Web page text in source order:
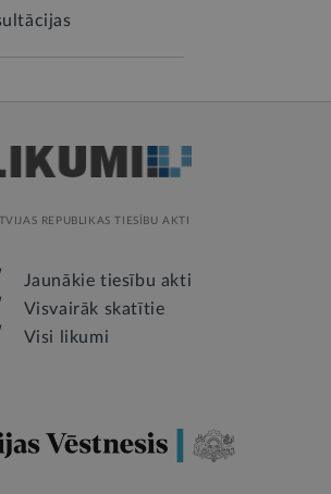
REPUBLIKAS TIESĪBU AKTI
Jaunākie tiesību akti
Visvairāk skatītie
Visi likumi